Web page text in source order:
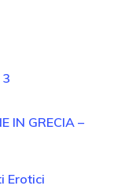
IN GRECIA –
Erotici